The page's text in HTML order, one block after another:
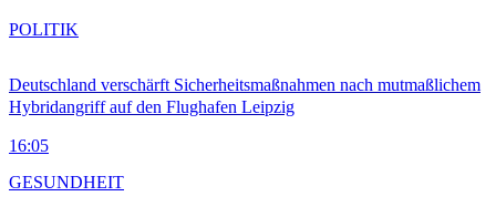
Deutschland verschärft Sicherheitsmaßnahmen nach mutmaßlichem
Hybridangriff auf den Flughafen Leipzig
16:05
POLITIK
GESUNDHEIT